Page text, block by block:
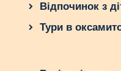
Відпочинок з
Тури в